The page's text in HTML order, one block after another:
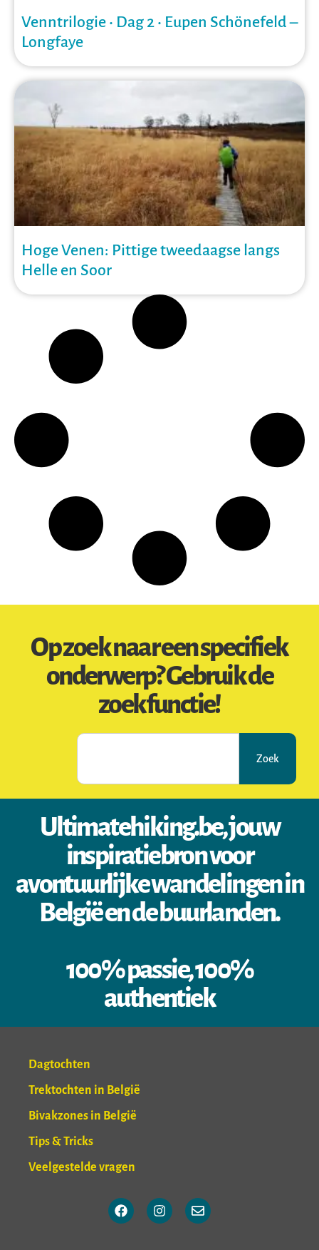
Venntrilogie • Dag 2 • Eupen Schönefeld –
Longfaye
Hoge Venen: Pittige tweedaagse langs
Helle en Soor
Op zoek naar een specifiek
onderwerp? Gebruik de
zoekfunctie!
Zoek
Ultimatehiking.be, jouw
inspiratiebron voor
avontuurlijke wandelingen in
België en de buurlanden.
100% passie, 100%
authentiek
Dagtochten
Trektochten in België
Bivakzones in België
Tips & Tricks
Veelgestelde vragen